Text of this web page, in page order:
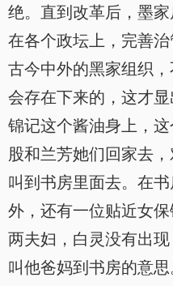
绝。直到改革后，墨
在各个政坛上，完善
古今中外的黑家组织
会存在下来的，这才
锦记这个酱油身上，
股和兰芳她们回家去
叫到书房里面去。在
外，还有一位贴近女
两夫妇，白灵没有出
叫他爸妈到书房的意